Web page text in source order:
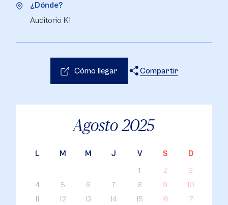
Agosto 2025
L M M J V S
D
1
2
3
4
5 6 7 8 9
10
11
12 13 14 15 16
17
¿Dónde?
Auditorio K1
Cómo llegar
Compartir